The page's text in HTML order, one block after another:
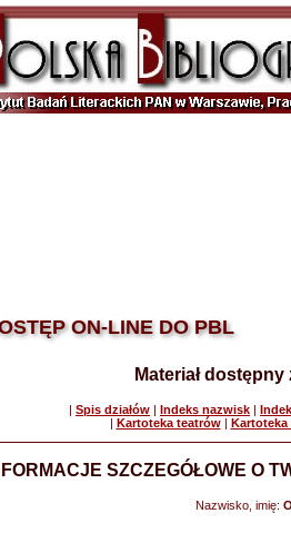
ON-LINE DO PBL
Materiał dostępny
| Spis działów | Indeks nazwisk |
| Kartoteka teatrów|
SZCZEGÓŁOWE O
Nazwisko, imię: